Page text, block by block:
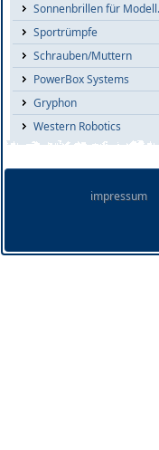
Sonnenbrillen für Modellflieger
Sportrümpfe
Schrauben/Muttern
PowerBox Systems
Gryphon
Western Robotics
impressum